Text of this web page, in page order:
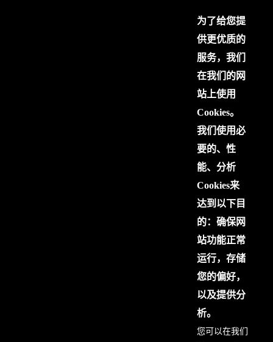
为了给您提
供更优质的
服务，我们
在我们的网
站上使用
Cookies。
我们使用必
要的、性
能、分析
Cookies来
达到以下目
的：确保网
站功能正常
运行，存储
您的偏好，
以及提供分
析。
您可以在我们